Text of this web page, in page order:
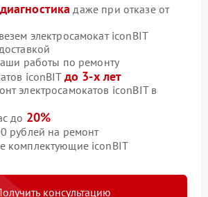
даже при отказе от
электросамокат iconBIT
работы по ремонту
iconBIT до 3-х лет
электросамокатов iconBIT в
до 20%
рублей на ремонт
комплектующие iconBIT
консультацию